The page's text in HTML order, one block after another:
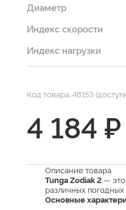
Диаметр
Индекс скорости
Индекс нагрузки
Код товара: 48153
4 184 ₽
Описание товара
Tunga Zodiak 2—
различных погодных
Основные